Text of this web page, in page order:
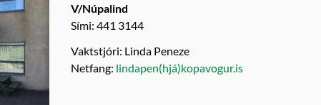
V/Núpalind
Sími: 441 3144
Vaktstjóri: Linda Peneze
Netfang: lindapen(hjá)kopavogur.is